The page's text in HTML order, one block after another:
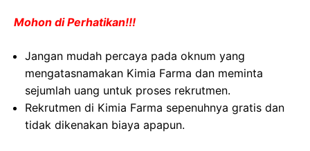
Mohon di Perhatikan!!!
Jangan mudah percaya pada oknum yang
mengatasnamakan Kimia Farma dan meminta
sejumlah uang untuk proses rekrutmen.
Rekrutmen di Kimia Farma sepenuhnya gratis dan
tidak dikenakan biaya apapun.